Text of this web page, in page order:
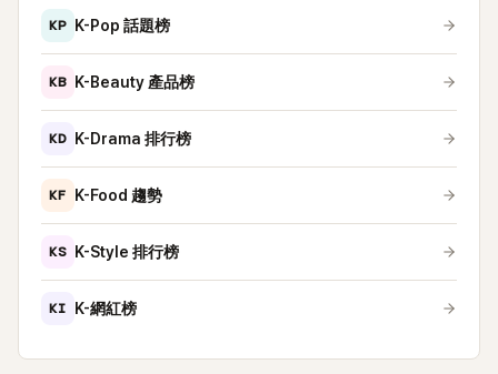
KP K-Pop 話題榜
KB K-Beauty 產品榜
KD K-Drama 排行榜
KF K-Food 趨勢
KS K-Style 排行榜
KI K-網紅榜